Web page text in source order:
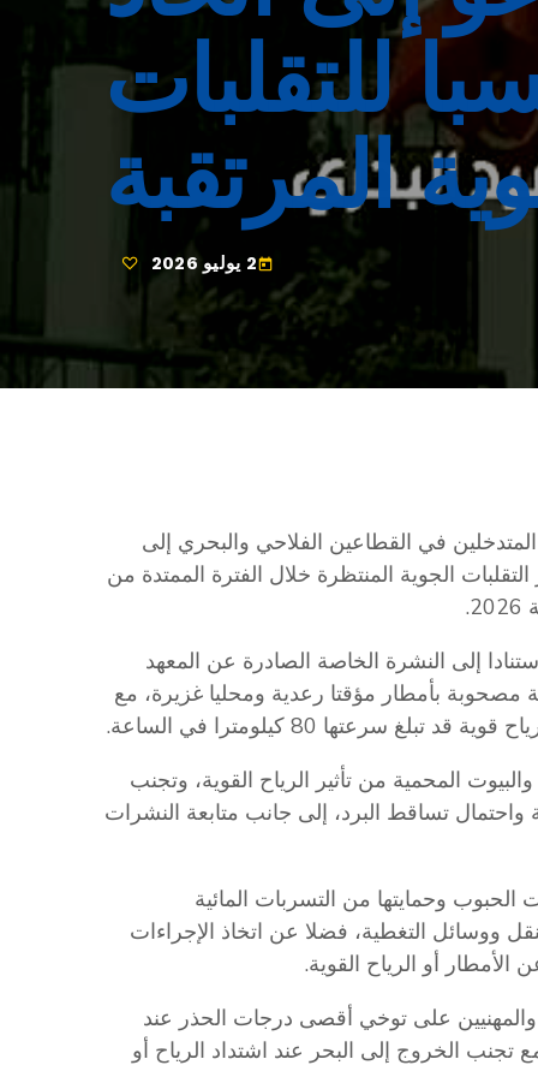
للتقلبات
المرتقبة
today2 يوليو 2026
في القطاعين الفلاحي والبحري إلى
الجوية المنتظرة خلال الفترة الممتدة من
إلى النشرة الخاصة الصادرة عن المعهد
بأمطار مؤقتا رعدية ومحليا غزيرة، مع
80 كيلومترا في الساعة.
المحمية من تأثير الرياح القوية، وتجنب
واحتمال تساقط البرد، إلى جانب متابعة النشرات
وحمايتها من التسربات المائية
ووسائل التغطية، فضلا عن اتخاذ الإجراءات
الأمطار أو الرياح القوية.
والمهنيين على توخي أقصى درجات الحذر عند
تجنب الخروج إلى البحر عند اشتداد الرياح أو